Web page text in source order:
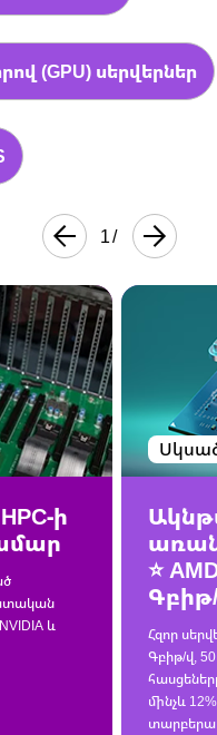
(GPU) սերվերներ
ի
և
⭐
Գբիթ/
Հզոր
Գբիթ/վ,
մինչև
1/